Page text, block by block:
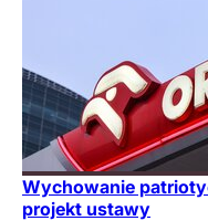
Wychowanie
projekt ustawy